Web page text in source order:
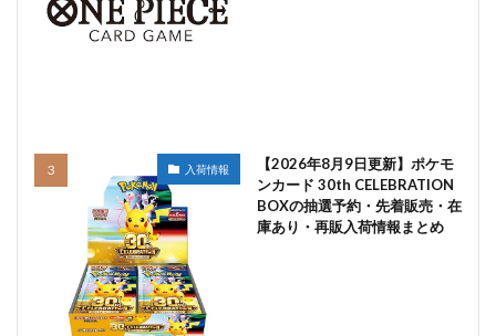
入荷情報
【2026年8月9日更新】ポケモ
ンカード 30th CELEBRATION
BOXの抽選予約・先着販売・在
庫あり・再販入荷情報まとめ